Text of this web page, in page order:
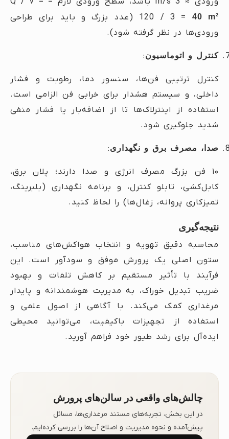
120 / 3 =
40 m²
(عدد بزرگ و باید برای طراحی
ورودی‌ها در نظر گرفته شود).
کنترل و اتوماسیون:
کنترل ترتیبی فن‌ها، سنسور دما، رطوبت و فشار
داخلی، و سیستم هشدار برای خرابی فن الزامی است.
استفاده از اینترلاک‌ها تا از اضافه‌بار یا فشار منفی
شدید جلوگیری شود.
صدا، مصرف برق و نگهداری:
۱۰ فن بزرگ مصرف انرژی و صدا دارند؛ پلان برق،
کابل‌کشی، تابلو کنترل، و برنامه نگهداری (بلبرینگ،
تمیزکاری پروانه، زغال‌ها) را لحاظ کنید.
نتیجه‌گیری
محاسبه دقیق تهویه و انتخاب هواکش‌های مناسب،
ستون اصلی یک پرورش موفق و سودآور است. این
فرآیند با تأثیر مستقیم بر کاهش تلفات و بهبود
ضریب تبدیل خوراک، به مدیریت هوشمندانه و پایدار
مرغداری کمک می‌کند. با آگاهی از اصول علمی و
استفاده از تجهیزات باکیفیت، می‌توانید محیطی
ایده‌آل برای رشد طیور خود فراهم آورید.
چالش‌های واقعی در سالن‌های پرورش
در این بخش، تجربه‌های مستند مرغداری‌ها، مسائل
پیش‌آمده و نحوه مدیریت و اصلاح آن‌ها را بررسی کرده‌ایم.